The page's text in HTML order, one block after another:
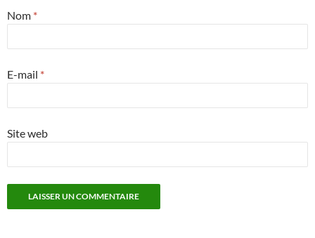
Nom *
E-mail *
Site web